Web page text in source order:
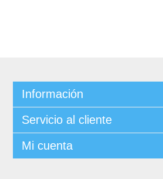
Información
Servicio al cliente
Mi cuenta